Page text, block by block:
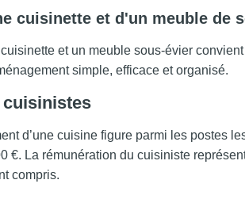
cuisinette et d'un meuble de
cuisinette et un meuble sous-évier
simple, efficace et organisé.
cuisinistes
d’une cuisine figure parmi les postes
€. La rémunération du cuisiniste
compris.